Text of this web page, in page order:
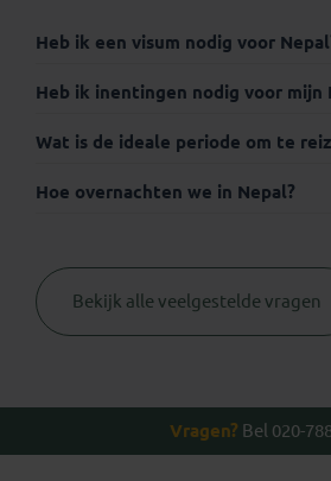
Heb ik een visum nodig voor
Internationaal paspoort:
Heb ik inentingen nodig voor mijn
Thuisvaccinatie.nl
Wat is de ideale periode om te
Hoe overnachten we in Nepal?
Bekijk alle veelgestelde vragen
Vragen? Bel 020-